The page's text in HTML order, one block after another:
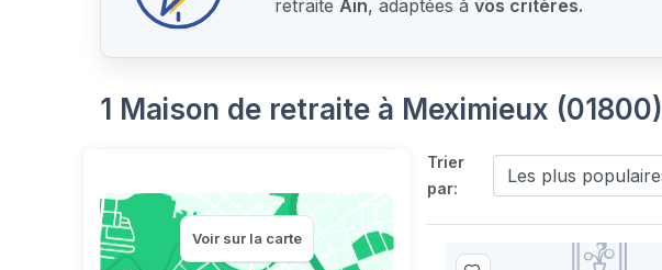
retraite Ain, adaptées à vos critères.
1 Maison de retraite à Meximieux (01800)
Voir sur la carte
Trier
par: